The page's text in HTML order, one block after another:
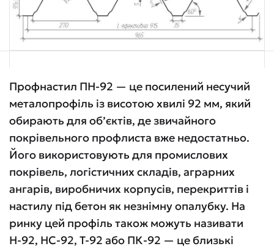
Профнастил ПН-92 — це посилений несучий
металопрофіль із висотою хвилі 92 мм, який
обирають для об’єктів, де звичайного
покрівельного профлиста вже недостатньо.
Його використовують для промислових
покрівель, логістичних складів, аграрних
ангарів, виробничих корпусів, перекриттів і
настилу під бетон як незнімну опалубку. На
ринку цей профіль також можуть називати
Н-92, НС-92, Т-92 або ПК-92 — це близькі